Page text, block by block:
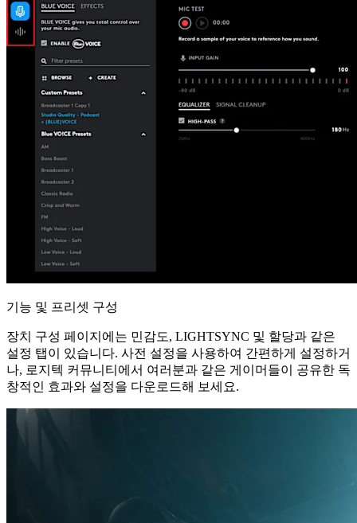
기능 및 프리셋 구성
장치 구성 페이지에는 민감도, LIGHTSYNC 및 할당과 같은
설정 탭이 있습니다. 사전 설정을 사용하여 간편하게 설정하거
나, 로지텍 커뮤니티에서 여러분과 같은 게이머들이 공유한 독
창적인 효과와 설정을 다운로드해 보세요.